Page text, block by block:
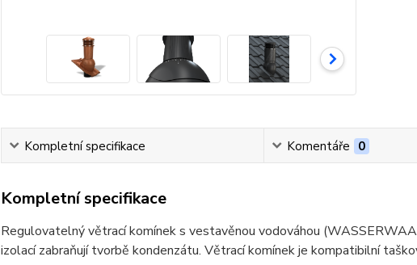
Kompletní specifikace Komentáře 0
Kompletní specifikace
Regulovatelný větrací komínek s vestavěnou vodováhou
izolací zabraňují tvorbě kondenzátu. Větrací komínek je kompatibilní